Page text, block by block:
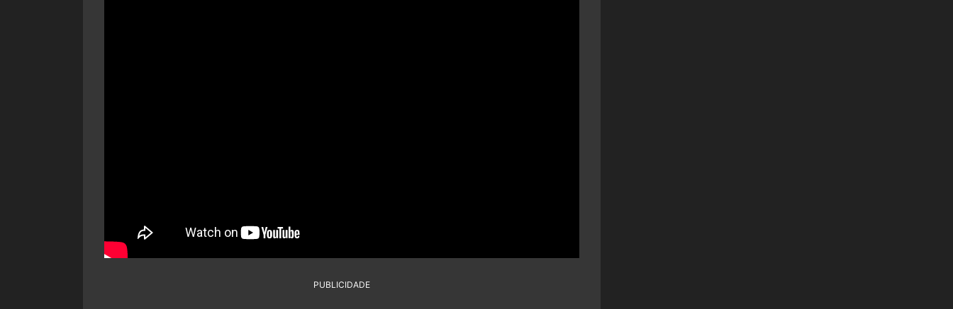
PUBLICIDADE